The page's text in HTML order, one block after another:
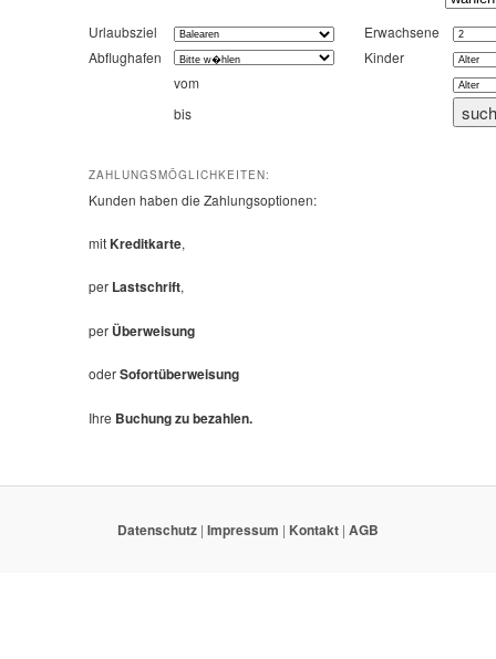
Urlaubsziel
Erwachsene
Abflughafen
Kinder
vom
bis
ZAHLUNGSMÖGLICHKEITEN:
Kunden haben die Zahlungsoptionen:
mitKreditkarte,
per Lastschrift,
per Überweisung
oderSofortüberweisung
Ihre Buchung zu bezahlen.
Datenschutz | Impressum | Kontakt | AGB